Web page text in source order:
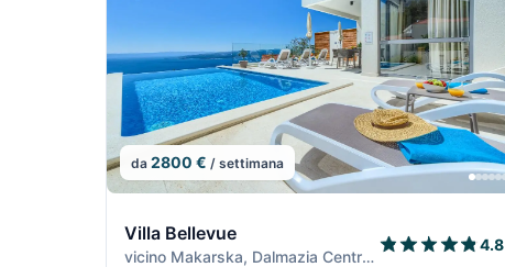
da 2800 € / settimana
Villa Bellevue
vicino Makarska, Dalmazia Centrale
4.8